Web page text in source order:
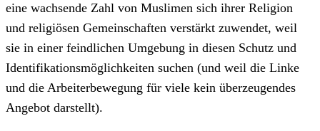
eine wachsende Zahl von Muslimen sich ihrer Religion
und religiösen Gemeinschaften verstärkt zuwendet, weil
sie in einer feindlichen Umgebung in diesen Schutz und
Identifikationsmöglichkeiten suchen (und weil die Linke
und die Arbeiterbewegung für viele kein überzeugendes
Angebot darstellt).